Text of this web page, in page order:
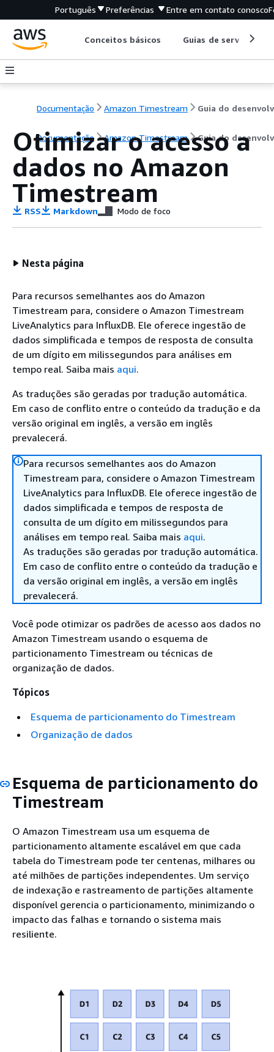
Português Preferências Entre em contato conosco
Conceitos básicos Guias de serviço
Documentação Amazon Timestream
Documentação Amazon Timestream Guia do
Otimizar o acesso a
dados no Amazon
Timestream
RSS Markdown Modo de foco
Nesta página
Para recursos semelhantes aos do Amazon
Timestream para, considere o Amazon Timestream
LiveAnalytics para InfluxDB. Ele oferece ingestão de
dados simplificada e tempos de resposta de consulta
de um dígito em milissegundos para análises em
tempo real. Saiba mais aqui.
As traduções são geradas por tradução automática.
Em caso de conflito entre o conteúdo da tradução e da
versão original em inglês, a versão em inglês
prevalecerá.
Para recursos semelhantes aos do Amazon
Timestream para, considere o Amazon Timestream
LiveAnalytics para InfluxDB. Ele oferece ingestão de
dados simplificada e tempos de resposta de
consulta de um dígito em milissegundos para
análises em tempo real. Saiba mais aqui.
As traduções são geradas por tradução automática.
Em caso de conflito entre o conteúdo da tradução e
da versão original em inglês, a versão em inglês
prevalecerá.
Você pode otimizar os padrões de acesso aos dados no
Amazon Timestream usando o esquema de
particionamento Timestream ou técnicas de
organização de dados.
Tópicos
Esquema de particionamento do Timestream
Organização de dados
Esquema de particionamento do
Timestream
O Amazon Timestream usa um esquema de
particionamento altamente escalável em que cada
tabela do Timestream pode ter centenas, milhares ou
até milhões de partições independentes. Um serviço
de indexação e rastreamento de partições altamente
disponível gerencia o particionamento, minimizando o
impacto das falhas e tornando o sistema mais
resiliente.